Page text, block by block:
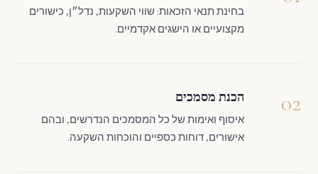
בחינת תנאי הזכאות: שווי השקעות, נדל״ן, כישורים
מקצועיים או הישגים אקדמיים.
02 הכנת מסמכים
איסוף ואימות של כל המסמכים הנדרשים, ובהם
אישורים, דוחות כספיים והוכחות השקעה.